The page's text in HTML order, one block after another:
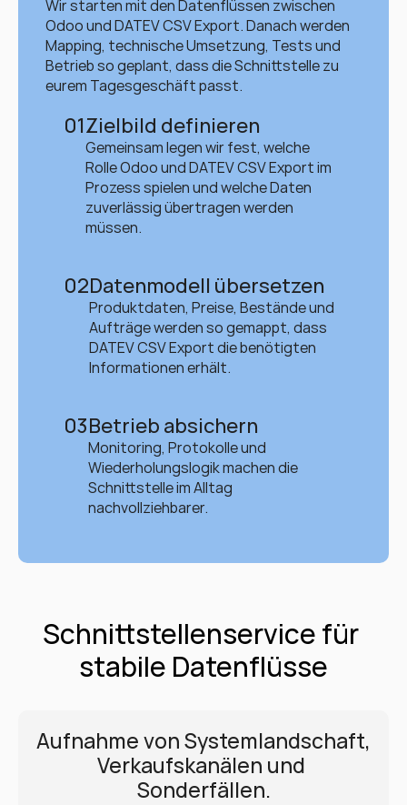
Wir starten mit den Datenflüssen zwischen
Odoo und DATEV CSV Export. Danach werden
Mapping, technische Umsetzung, Tests und
Betrieb so geplant, dass die Schnittstelle zu
eurem Tagesgeschäft passt.
01Zielbild definieren
Gemeinsam legen wir fest, welche
Rolle Odoo und DATEV CSV Export im
Prozess spielen und welche Daten
zuverlässig übertragen werden
müssen.
02Datenmodell übersetzen
Produktdaten, Preise, Bestände und
Aufträge werden so gemappt, dass
DATEV CSV Export die benötigten
Informationen erhält.
03Betrieb absichern
Monitoring, Protokolle und
Wiederholungslogik machen die
Schnittstelle im Alltag
nachvollziehbarer.
Schnittstellenservice für
stabile Datenflüsse
Aufnahme von Systemlandschaft,
Verkaufskanälen und
Sonderfällen.